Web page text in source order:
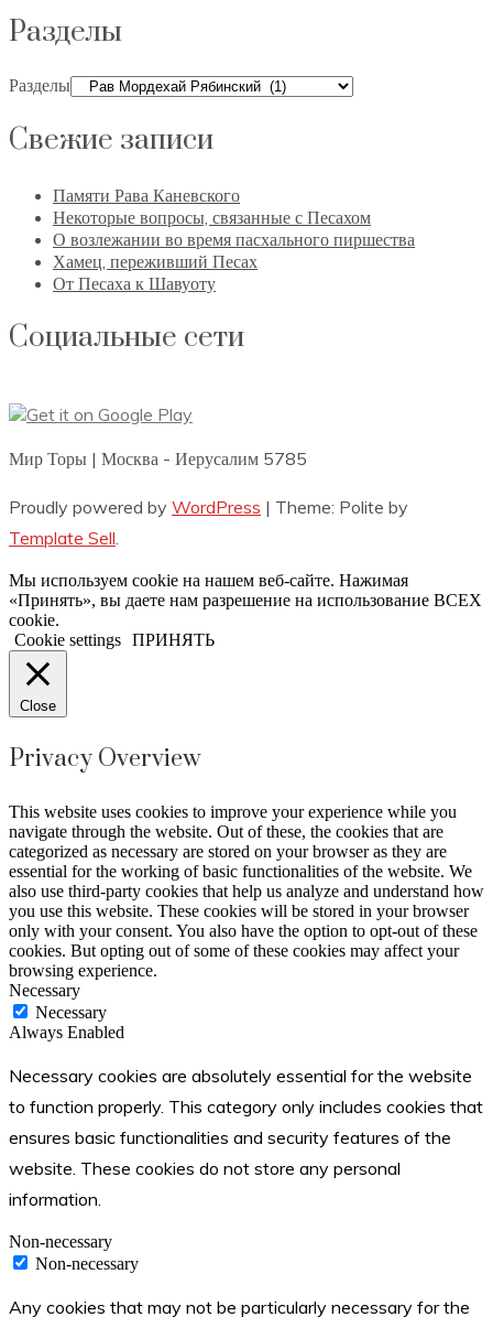
Разделы
Разделы
Свежие записи
Памяти Рава Каневского
Некоторые вопросы, связанные с Песахом
О возлежании во время пасхального пиршества
Хамец, переживший Песах
От Песаха к Шавуоту
Социальные сети
Мир Торы | Москва - Иерусалим 5785
Proudly powered by WordPress | Theme: Polite by
Template Sell
Мы используем cookie на нашем веб-сайте. Нажимая
«Принять», вы даете нам разрешение на использование ВСЕХ
cookie.
Cookie settings ПРИНЯТЬ
Close
Privacy Overview
This website uses cookies to improve your experience while you
navigate through the website. Out of these, the cookies that are
categorized as necessary are stored on your browser as they are
essential for the working of basic functionalities of the website. We
also use third-party cookies that help us analyze and understand how
you use this website. These cookies will be stored in your browser
only with your consent. You also have the option to opt-out of these
cookies. But opting out of some of these cookies may affect your
browsing experience.
Necessary
Necessary
Always Enabled
Necessary cookies are absolutely essential for the website
to function properly. This category only includes cookies that
ensures basic functionalities and security features of the
website. These cookies do not store any personal
information.
Non-necessary
Non-necessary
Any cookies that may not be particularly necessary for the